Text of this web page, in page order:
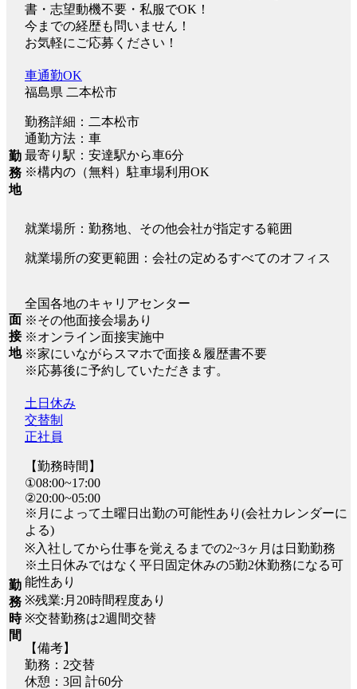
書・志望動機不要・私服でOK！
今までの経歴も問いません！
お気軽にご応募ください！
勤
務
地
車通勤OK
福島県 二本松市
勤務詳細：二本松市
通勤方法：車
最寄り駅：安達駅から車6分
※構内の（無料）駐車場利用OK
就業場所：勤務地、その他会社が指定する範囲
就業場所の変更範囲：会社の定めるすべてのオフィス
面
接
地
全国各地のキャリアセンター
※その他面接会場あり
※オンライン面接実施中
※家にいながらスマホで面接＆履歴書不要
※応募後に予約していただきます。
勤
務
時
間
土日休み
交替制
正社員
【勤務時間】
①08:00~17:00
②20:00~05:00
※月によって土曜日出勤の可能性あり(会社カレンダーに
よる)
※入社してから仕事を覚えるまでの2~3ヶ月は日勤勤務
※土日休みではなく平日固定休みの5勤2休勤務になる可
能性あり
※残業:月20時間程度あり
※交替勤務は2週間交替
【備考】
勤務：2交替
休憩：3回 計60分